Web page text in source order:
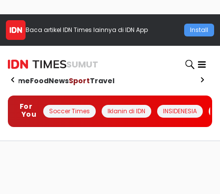
Baca artikel IDN Times lainnya di IDN App Install
SUMUT
HomeFoodNewsSportTravel
For
You
Soccer Times Iklanin di IDN INSIDENESIA